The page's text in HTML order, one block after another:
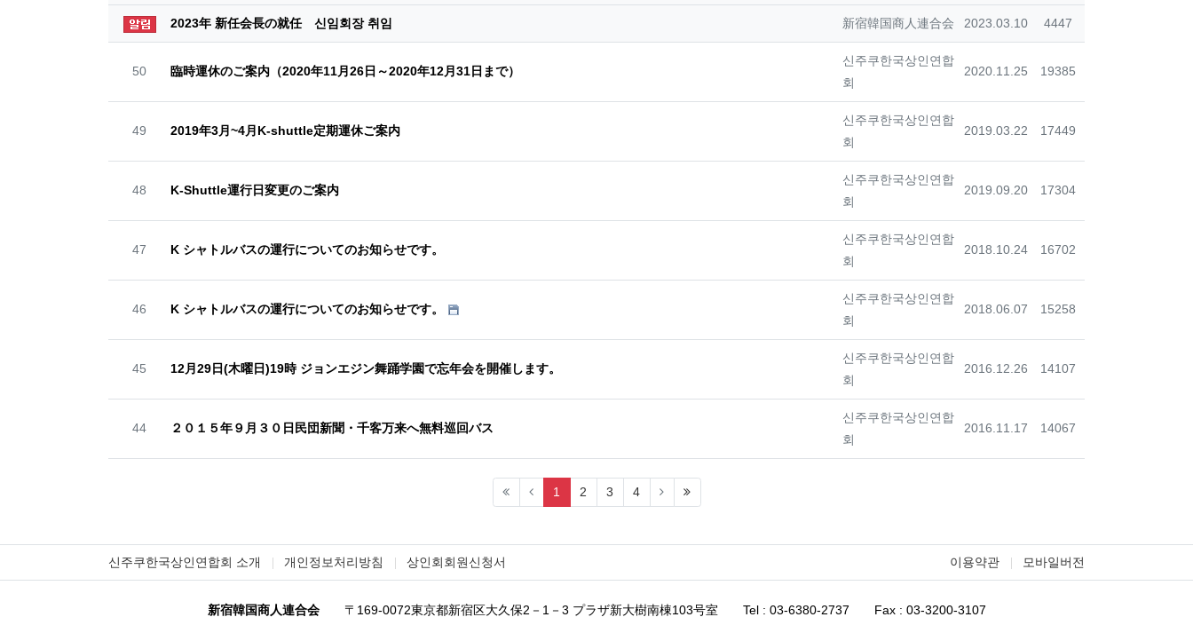
공지사항
2023年 新任会長の就任 신임회장 취임 등록자
新宿韓国商人連合会 등록일
2023.03.10 조회
4447
번호
50 臨時運休のご案内（2020年11月26日～2020年12月31日まで）
등록자
신주쿠한국상인연합
회
등록일
2020.11.25 조회
19385
번호
49 2019年3月~4月K-shuttle定期運休ご案内
등록자
신주쿠한국상인연합
회
등록일
2019.03.22 조회
17449
번호
48 K-Shuttle運行日変更のご案内
등록자
신주쿠한국상인연합
회
등록일
2019.09.20 조회
17304
번호
47 K シャトルバスの運行についてのお知らせです。
등록자
신주쿠한국상인연합
회
등록일
2018.10.24 조회
16702
번호
46 K シャトルバスの運行についてのお知らせです。
등록자
신주쿠한국상인연합
회
등록일
2018.06.07 조회
15258
번호
45 12月29日(木曜日)19時 ジョンエジン舞踊学園で忘年会を開催します。
등록자
신주쿠한국상인연합
회
등록일
2016.12.26 조회
14107
번호
44 ２０１５年９月３０日民団新聞・千客万来へ無料巡回バス
등록자
신주쿠한국상인연합
회
등록일
2016.11.17 조회
14067
1 (current)
2 3 4 (last)
신주쿠한국상인연합회 소개 개인정보처리방침 상인회회원신청서 이용약관 모바일버전
新宿韓国商人連合会 〒169-0072東京都新宿区大久保2－1－3 プラザ新大樹南棟103号室 Tel : 03-6380-2737 Fax : 03-3200-3107